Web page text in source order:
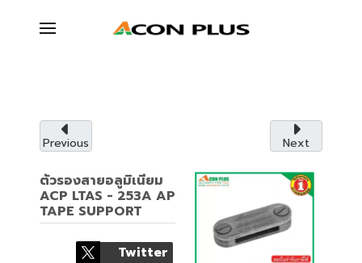
และรักษ์โลกไปพร้อมกับเรา
Previous Next
ตัวรองสายอลูมิเนียม
ACP LTAS - 253A AP
TAPE SUPPORT
Twitter